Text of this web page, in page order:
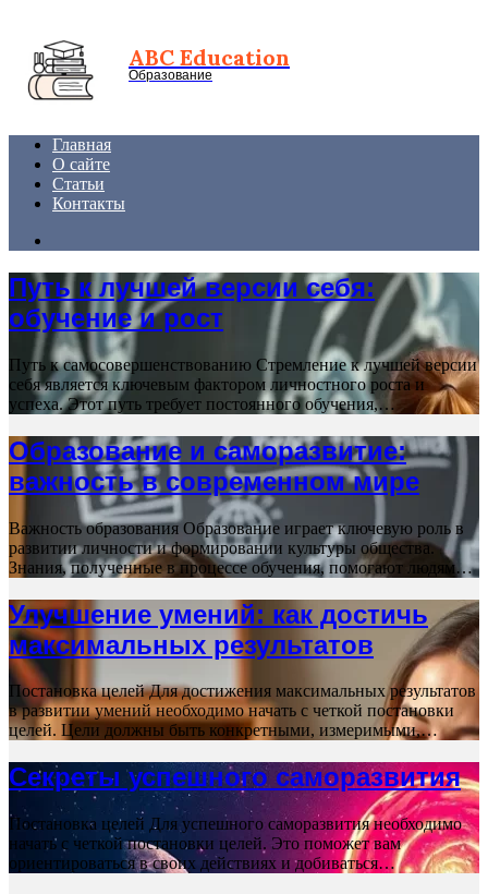
ABC Education
Образование
Главная
О сайте
Статьи
Контакты
Путь к лучшей версии себя:
обучение и рост
Путь к самосовершенствованию Стремление к лучшей версии
себя является ключевым фактором личностного роста и
успеха. Этот путь требует постоянного обучения,…
Образование и саморазвитие:
важность в современном мире
Важность образования Образование играет ключевую роль в
развитии личности и формировании культуры общества.
Знания, полученные в процессе обучения, помогают людям…
Улучшение умений: как достичь
максимальных результатов
Постановка целей Для достижения максимальных результатов
в развитии умений необходимо начать с четкой постановки
целей. Цели должны быть конкретными, измеримыми,…
Секреты успешного саморазвития
Постановка целей Для успешного саморазвития необходимо
начать с четкой постановки целей. Это поможет вам
ориентироваться в своих действиях и добиваться…